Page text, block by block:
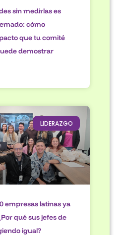
sin medirlas es
cómo
que tu comité
demostrar
LIDERAZGO
empresas latinas ya
qué sus jefes de
igual?